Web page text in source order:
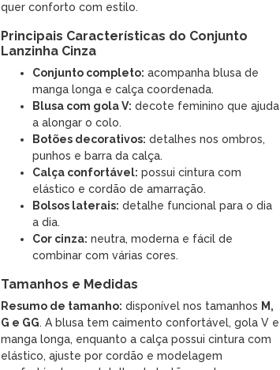
quer conforto com estilo.
Principais Características do Conjunto
Lanzinha Cinza
Conjunto completo: acompanha blusa de
manga longa e calça coordenada.
Blusa com gola V: decote feminino que ajuda
a alongar o colo.
Botões decorativos: detalhes nos ombros,
punhos e barra da calça.
Calça confortável: possui cintura com
elástico e cordão de amarração.
Bolsos laterais: detalhe funcional para o dia
a dia.
Cor cinza: neutra, moderna e fácil de
combinar com várias cores.
Tamanhos e Medidas
Resumo de tamanho: disponível nos tamanhos M,
G e GG. A blusa tem caimento confortável, gola V e
manga longa, enquanto a calça possui cintura com
elástico, ajuste por cordão e modelagem